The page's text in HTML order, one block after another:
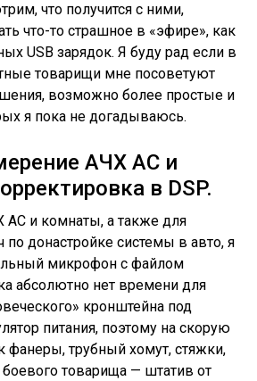
что получится с ними,
что-то страшное в «эфире», как
USB зарядок. Я буду рад если в
товарищи мне посоветуют
возможно более простые и
я пока не догадываюсь.
АЧХ АС и
в DSP.
и комнаты, а также для
донастройке системы в авто, я
микрофон с файлом
абсолютно нет времени для
кронштейна под
питания, поэтому на скорую
фанеры, трубный хомут, стяжки,
товарища — штатив от